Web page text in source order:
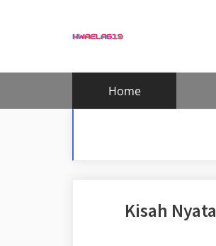
Home
Kisah